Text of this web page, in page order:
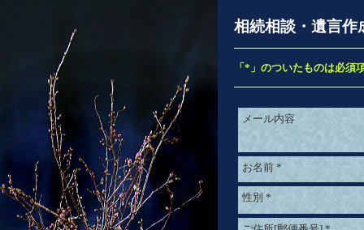
相続相談・遺言作
「*」のついたものは必須
メール内容
お名前 *
性別 *